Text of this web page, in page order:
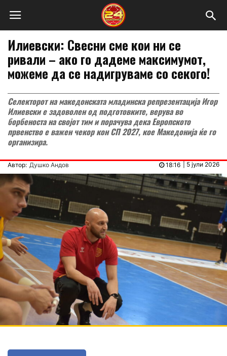
Илиевски: Свесни сме кои ни се
ривали – ако го дадеме максимумот,
можеме да се надигруваме со секого!
Селекторот на македонската младинска репрезентација Игор
Илиевски е задоволен од подготовките, верува во
борбеноста на својот тим и порачува дека Европското
првенство е важен чекор кон СП 2027, кое Македонија ќе го
организира.
Автор: Душко Андов 5 јули 2026
18:16